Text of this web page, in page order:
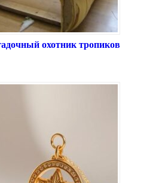
охотник тропиков